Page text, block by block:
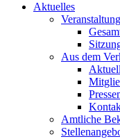
Aktuelles
Aus dem
Amtliche